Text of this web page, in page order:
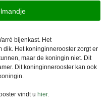
bijenkast. Het
dik. Het koninginnerooster zorgt er
maar de koningin niet. Dit
Dit koninginnerooster kan ook
vindt u hier.